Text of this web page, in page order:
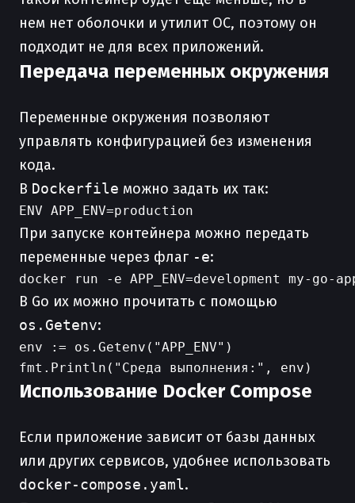
нем нет оболочки и утилит ОС, поэтому он
подходит не для всех приложений.
Передача переменных окружения
Переменные окружения позволяют
управлять конфигурацией без изменения
кода.
В Dockerfile можно задать их так:
При запуске контейнера можно передать
переменные через флаг -e:
В Go их можно прочитать с помощью
os.Getenv:
env := os.Getenv("APP_ENV")
Использование Docker Compose
Если приложение зависит от базы данных
или других сервисов, удобнее использовать
docker-compose.yaml.